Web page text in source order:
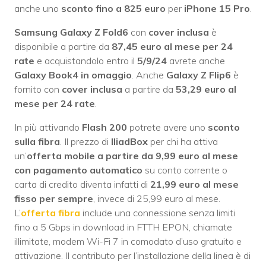
anche uno sconto fino a 825 euro per iPhone 15 Pro
Samsung Galaxy Z Fold6 con cover inclusa è
disponibile a partire da 87,45 euro al mese per 24
rate e acquistandolo entro il 5/9/24 avrete anche
Galaxy Book4 in omaggio . Anche Galaxy Z Flip6 è
fornito con cover inclusa a partire da 53,29 euro al
mese per 24 rate
In più attivando Flash 200 potrete avere uno sconto
sulla fibra . Il prezzo di IliadBox per chi ha attiva
un’offerta mobile a partire da 9,99 euro al mese
con pagamento automatico su conto corrente o
carta di credito diventa infatti di 21,99 euro al mese
fisso per sempre , invece di 25,99 euro al mese.
L’offerta fibra include una connessione senza limiti
fino a 5 Gbps in download in FTTH EPON, chiamate
illimitate, modem Wi-Fi 7 in comodato d’uso gratuito e
attivazione. Il contributo per l’installazione della linea è di